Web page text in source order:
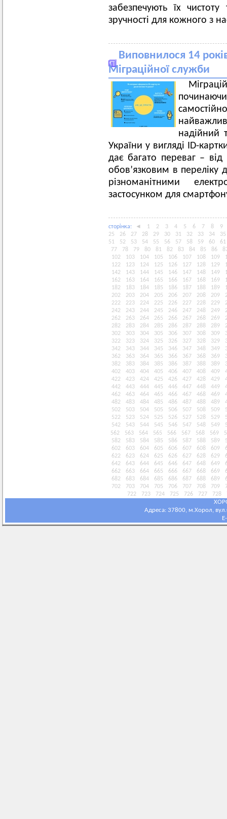
забезпечують їх
зручності для кожного з
Виповнилося 14
Міграційної служби
надійний
України у вигляді ID-
дає багато переваг –
обов’язковим в переліку
різноманітними
застосунком для
сторiнка: ◄ 1 2 3 4 5 6 7 8
9
25
26 27 28 29 30 31 32 33 34
35
51
52 53 54 55 56 57 58 59 60
61
77
78 79 80 81 82 83 84 85 86
102
103 104 105 106 107 108 109
122
123 124 125 126 127 128 129
142
143 144 145 146 147 148 149
162
163 164 165 166 167 168 169
182
183 184 185 186 187 188 189
202
203 204 205 206 207 208 209
222
223 224 225 226 227 228 229
242
243 244 245 246 247 248 249
262
263 264 265 266 267 268 269
282
283 284 285 286 287 288 289
302
303 304 305 306 307 308 309
322
323 324 325 326 327 328 329
342
343 344 345 346 347 348 349
362
363 364 365 366 367 368 369
382
383 384 385 386 387 388 389
402
403 404 405 406 407 408 409
422
423 424 425 426 427 428 429
442
443 444 445 446 447 448 449
462
463 464 465 466 467 468 469
482
483 484 485 486 487 488 489
502
503 504 505 506 507 508 509
522
523 524 525 526 527 528 529
542
543 544 545 546 547 548 549
562
563 564 565 566 567 568 569
582
583 584 585 586 587 588 589
602
603 604 605 606 607 608 609
622
623 624 625 626 627 628 629
642
643 644 645 646 647 648 649
662
663 664 665 666 667 668 669
682
683 684 685 686 687 688 689
702
703 704 705 706 707 708 709
722
723 724 725 726 727 728
Адреса: 37800, м.Хорол,